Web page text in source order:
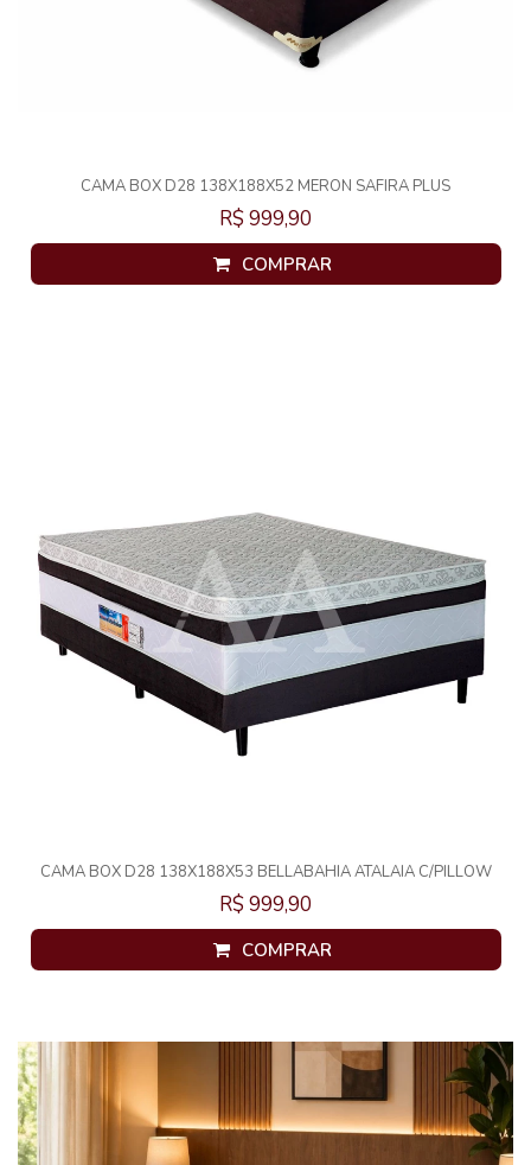
CAMA BOX D28 138X188X52 MERON SAFIRA PLUS
R$ 999,90
COMPRAR
CAMA BOX D28 138X188X53 BELLABAHIA ATALAIA C/PILLOW
R$ 999,90
COMPRAR